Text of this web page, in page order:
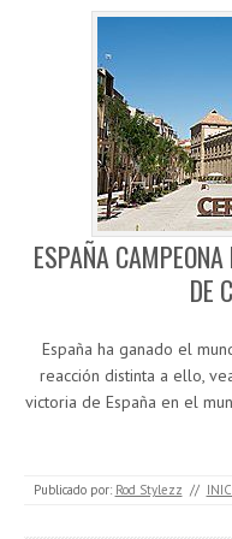
ESPAÑA
DE
España ha ganado el
reacción distinta a ello,
victoria de España en el
Publicado por: Rod Stylezz //